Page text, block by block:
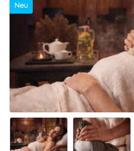
Neu